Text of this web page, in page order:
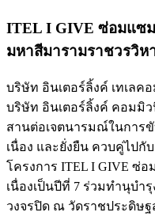
ITEL I GIVE ซ่อมแซ
มหาสีมารามราชวรวิห
บริษัท อินเตอร์ลิ้งค์ เทเลค
บริษัท อินเตอร์ลิ้งค์ คอมมิ
สานต่อเจตนารมณ์ในการ
เนื่อง และยั่งยืน ควบคู่ไป
โครงการ ITEL I GIVE ซ่อ
เนื่องเป็นปีที่ 7 ร่วมทำนุบำ
วงจรปิด ณ วัดราชประดิษ